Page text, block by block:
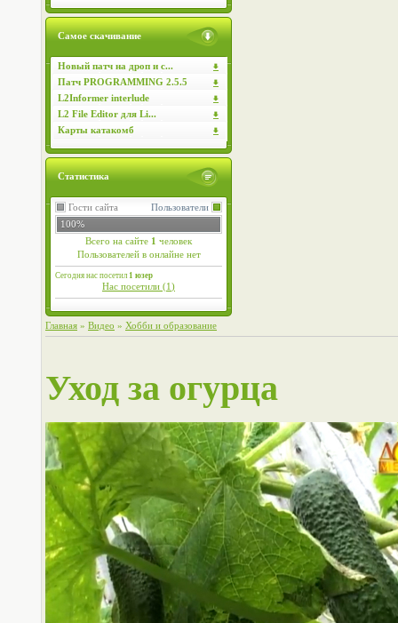
Самое скачивание
Новый патч на дроп и с...
Патч PROGRAMMING 2.5.5
L2Informer interlude
L2 File Editor для Li...
Карты катакомб
Статистика
Пользователи
Гости сайта
100%
Всего на сайте 1 человек
Пользователей в онлайне нет
Сегодня нас посетил1 юзер
Нас посетили (1)
Главная » Видео » Хобби и образование
Уход за огурца